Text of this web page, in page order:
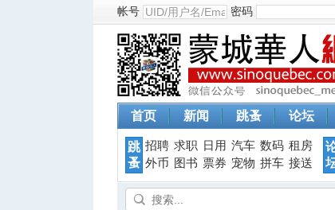
帐号 密码
首页 新闻 跳蚤 论坛
跳
蚤
招聘 求职 日用 汽车 数码 租房
外币
图书 票券 宠物 拼车 接送